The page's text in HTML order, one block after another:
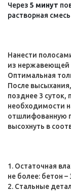
Через 5 минут
растворная
Нанести
из нержавеющей
Оптимальная
После
позднее 3
необходимости
отшлифованную
высохнуть в
Остаточная
не более: бетон
2. Стальные